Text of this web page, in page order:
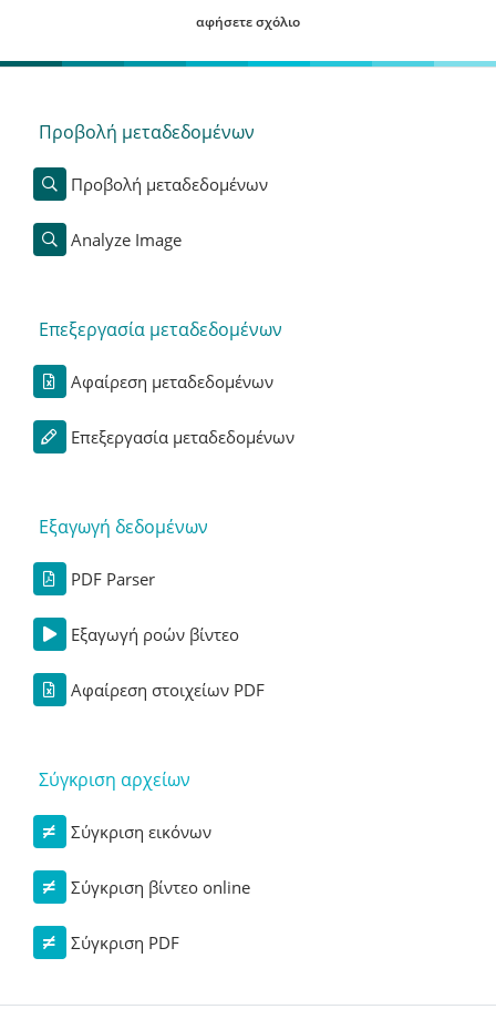
αφήσετε σχόλιο
Προβολή μεταδεδομένων
Προβολή μεταδεδομένων
Analyze Image
Επεξεργασία μεταδεδομένων
Αφαίρεση μεταδεδομένων
Επεξεργασία μεταδεδομένων
Εξαγωγή δεδομένων
PDF Parser
Εξαγωγή ροών βίντεο
Αφαίρεση στοιχείων PDF
Σύγκριση αρχείων
Σύγκριση εικόνων
Σύγκριση βίντεο online
Σύγκριση PDF